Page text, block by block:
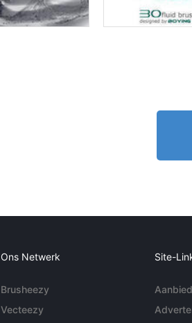
Ons Netwerk
Brusheezy
Vecteezy
Site-